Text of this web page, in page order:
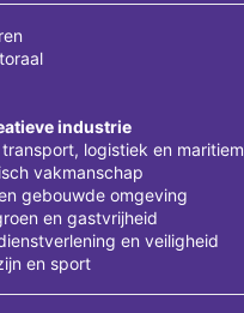
industrie
logistiek en maritiem
vakmanschap
gebouwde omgeving
en gastvrijheid
en veiligheid
en sport